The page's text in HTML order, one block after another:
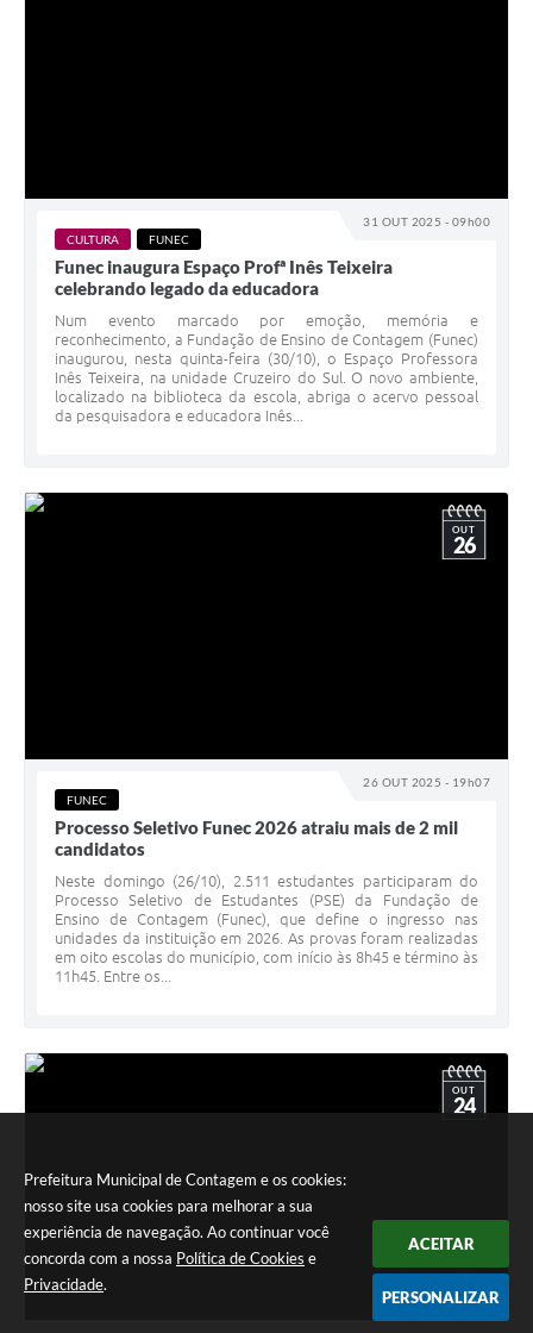
Prefeitura Municipal de Contagem e os cookies:
nosso site usa cookies para melhorar a sua
experiência de navegação. Ao continuar você
concorda com a nossa Política de Cookies e
Privacidade.
ACEITAR
PERSONALIZAR
31 OUT 2025 - 09h00
CULTURA FUNEC
Funec inaugura Espaço Profª Inês Teixeira
celebrando legado da educadora
Num evento marcado por emoção, memória e
reconhecimento, a Fundação de Ensino de Contagem (Funec)
inaugurou, nesta quinta-feira (30/10), o Espaço Professora
Inês Teixeira, na unidade Cruzeiro do Sul. O novo ambiente,
localizado na biblioteca da escola, abriga o acervo pessoal
da pesquisadora e educadora Inês...
26 OUT 2025 - 19h07
OUT
26
FUNEC
Processo Seletivo Funec 2026 atraiu mais de 2 mil
candidatos
Neste domingo (26/10), 2.511 estudantes participaram do
Processo Seletivo de Estudantes (PSE) da Fundação de
Ensino de Contagem (Funec), que define o ingresso nas
unidades da instituição em 2026. As provas foram realizadas
em oito escolas do município, com início às 8h45 e término às
11h45. Entre os...
OUT
24